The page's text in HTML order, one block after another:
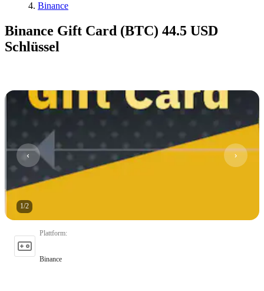
Binance
Binance Gift Card (BTC) 44.5 USD
Schlüssel
1/2
Plattform:
Binance